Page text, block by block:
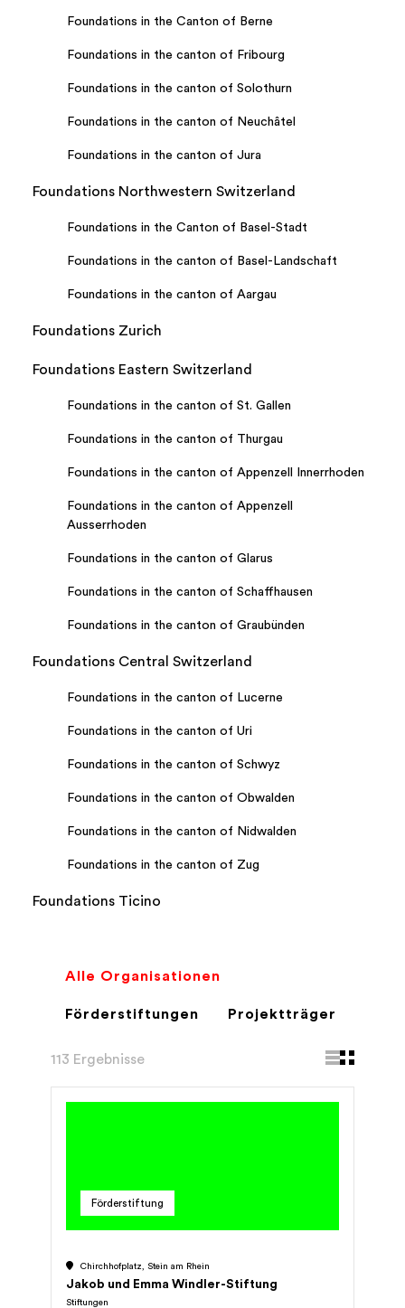
Foundations in the Canton of Berne
Foundations in the canton of Fribourg
Foundations in the canton of Solothurn
Foundations in the canton of Neuchâtel
Foundations in the canton of Jura
Foundations Northwestern Switzerland
Foundations in the Canton of Basel-Stadt
Foundations in the canton of Basel-Landschaft
Foundations in the canton of Aargau
Foundations Zurich
Foundations Eastern Switzerland
Foundations in the canton of St. Gallen
Foundations in the canton of Thurgau
Foundations in the canton of Appenzell Innerrhoden
Foundations in the canton of Appenzell
Ausserrhoden
Foundations in the canton of Glarus
Foundations in the canton of Schaffhausen
Foundations in the canton of Graubünden
Foundations Central Switzerland
Foundations in the canton of Lucerne
Foundations in the canton of Uri
Foundations in the canton of Schwyz
Foundations in the canton of Obwalden
Foundations in the canton of Nidwalden
Foundations in the canton of Zug
Foundations Ticino
Alle Organisationen
Förderstiftungen Projektträger
113 Ergebnisse
Förderstiftung
Chirchhofplatz, Stein am Rhein
Jakob und Emma Windler-Stiftung
Stiftungen